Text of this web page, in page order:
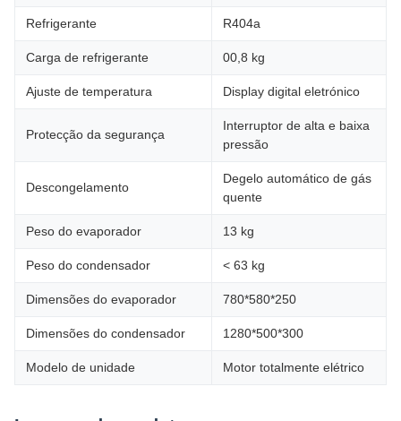
Refrigerante R404a
Carga de refrigerante 00,8 kg
Ajuste de temperatura Display digital eletrónico
Protecção da segurança
Interruptor de alta e baixa
pressão
Descongelamento
Degelo automático de gás
quente
Peso do evaporador 13 kg
Peso do condensador < 63 kg
Dimensões do evaporador 780*580*250
Dimensões do condensador 1280*500*300
Modelo de unidade Motor totalmente elétrico